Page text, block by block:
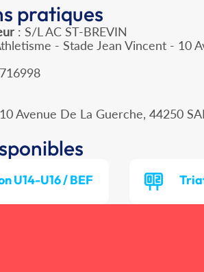
pratiques
: S/L AC ST-BREVIN
- Stade Jean Vincent - 10
Avenue De La Guerche, 44250
U14-U16 / BEF